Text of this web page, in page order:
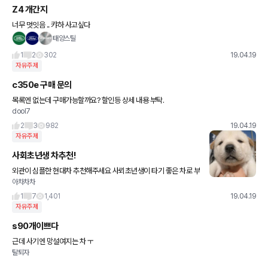
Z4 개간지
너무 멋잇음 .. 캬하 사고싶다
태양스틸
1
2 302 19.04.19
자유주제
c350e 구매 문의
목록엔 없는데 구매가능할까요? 할인등 상세 내용 부탁.
dool7
2
3 982 19.04.19
자유주제
사회초년생 차추천!
외관이 심플한 현대차 추천해주세요 사뢰초년생이 타기 좋은 차로 부
탁드립니다!
아차차차
1
7 1,401 19.04.19
자유주제
s90개이쁘다
근데 사기엔 망설여지는 차 ㅜ
탈퇴자